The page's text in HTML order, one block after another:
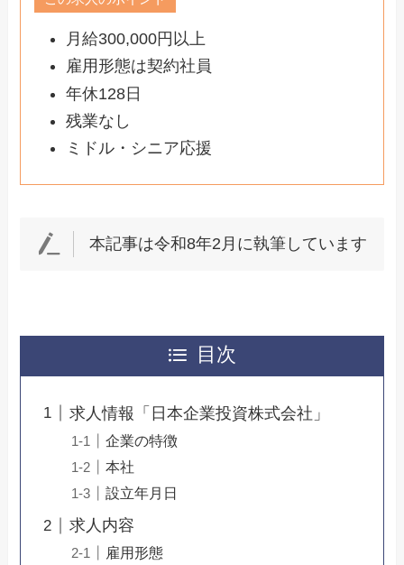
月給300,000円以上
雇用形態は契約社員
年休128日
残業なし
ミドル・シニア応援
本記事は令和8年2月に執筆しています
目次
求人情報「日本企業投資株式会社」
企業の特徴
本社
設立年月日
求人内容
雇用形態